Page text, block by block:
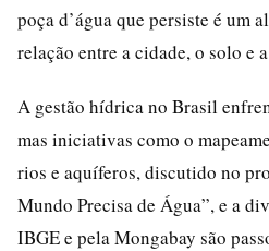
poça d’água que persiste é um
relação entre a cidade, o solo e
A gestão hídrica no Brasil
mas iniciativas como o
rios e aquíferos, discutido no
Mundo Precisa de Água”, e a
IBGE e pela Mongabay são